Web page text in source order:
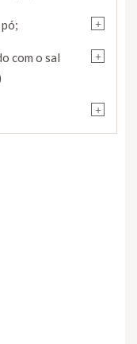
+
+
com o sal
+